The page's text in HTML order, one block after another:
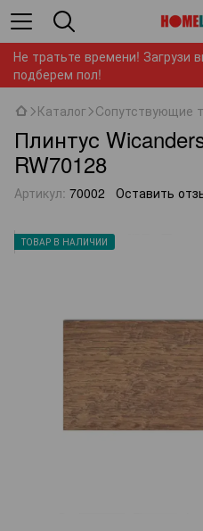
Не тратьте времени! Загрузи
подберем пол!
Каталог Cопутствующие
Плинтус
RW70128
Артикул: 70002 Оставить
ТОВАР В НАЛИЧИИ